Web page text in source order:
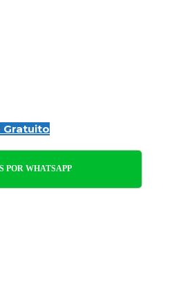
Gratuito
POR WHATSAPP